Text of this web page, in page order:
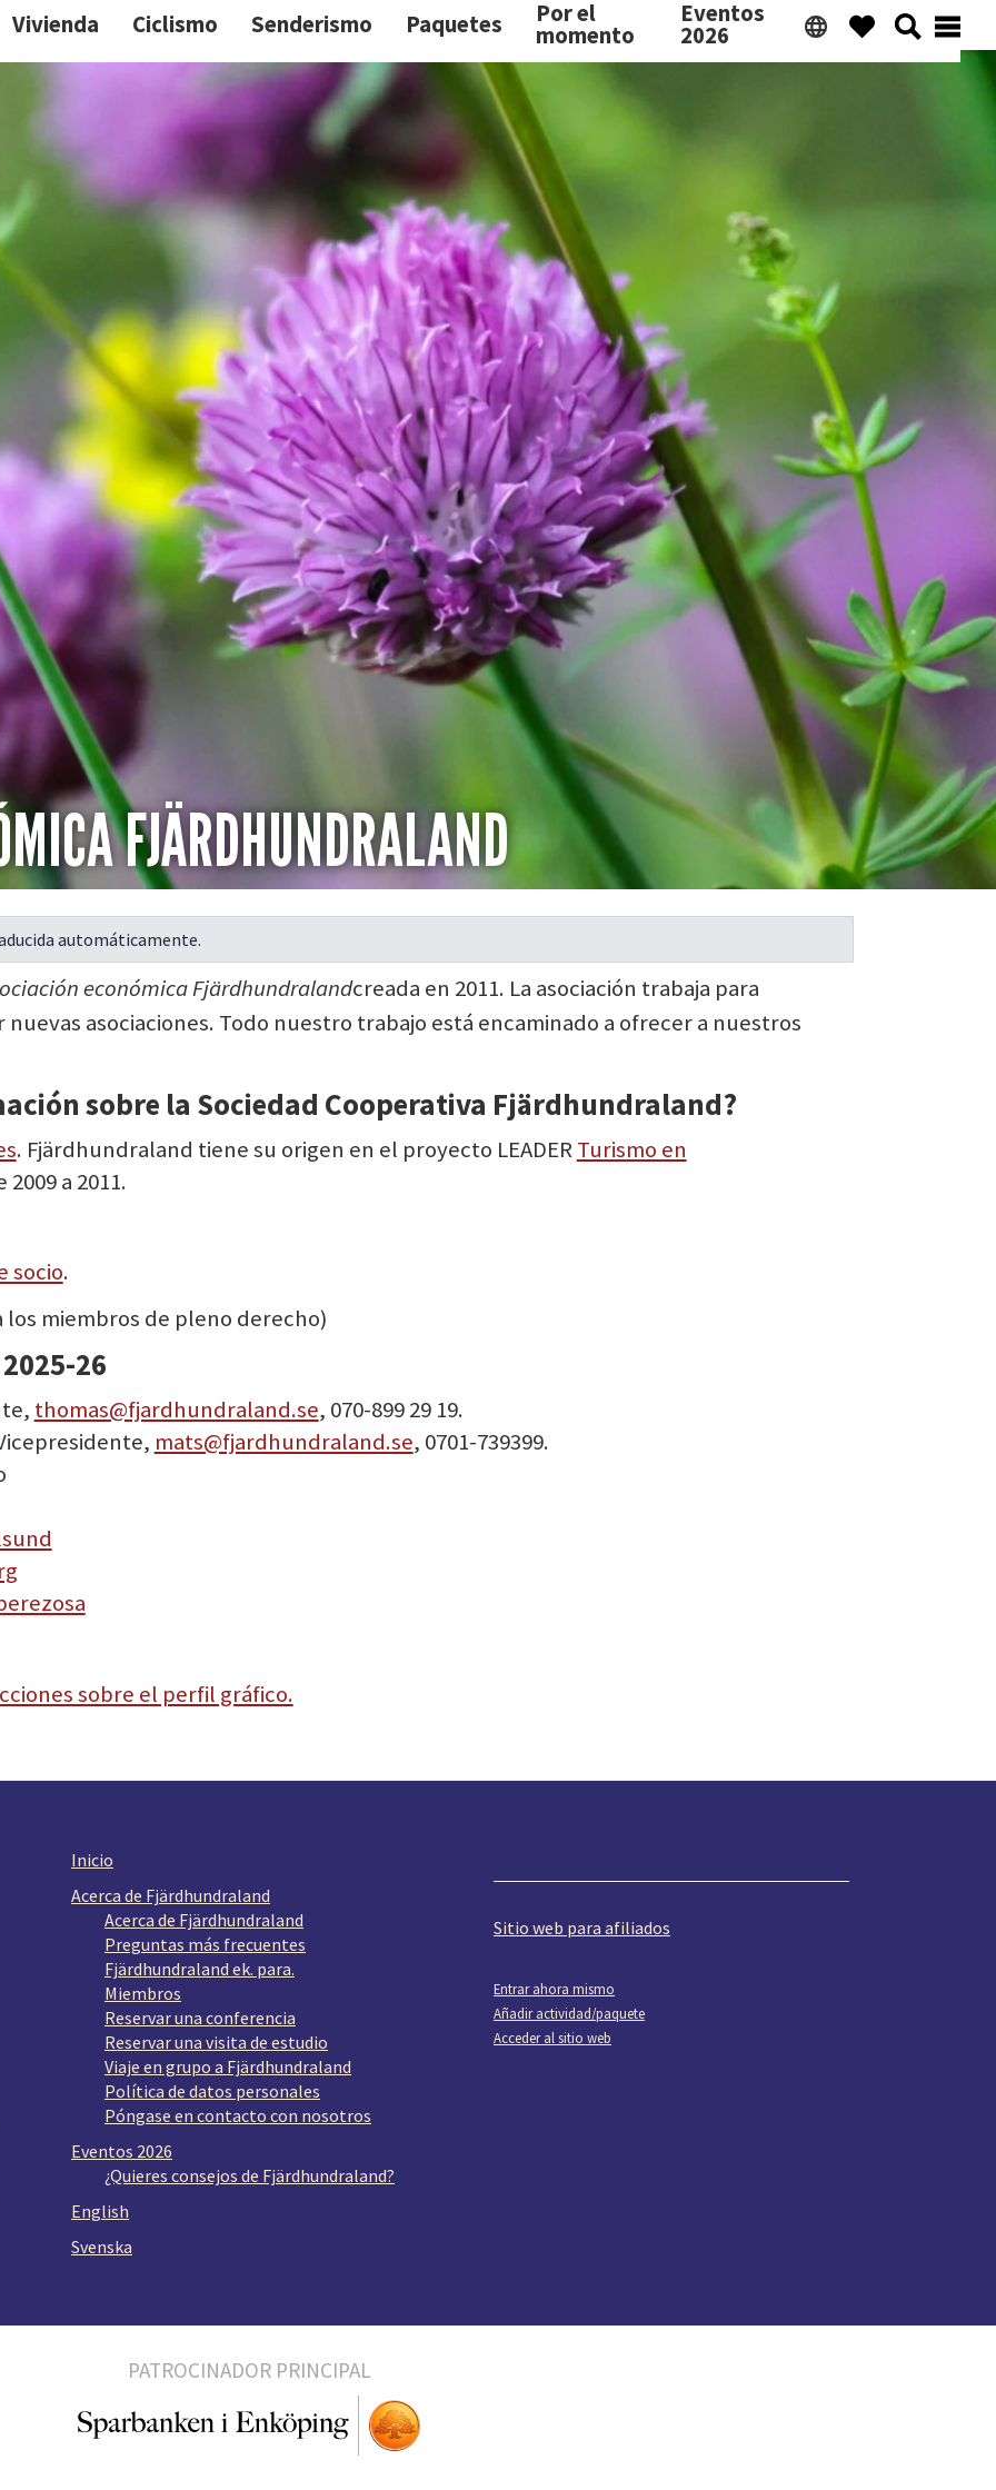
Vivienda Ciclismo Senderismo Paquetes Por el
momento
Eventos
2026
FJÄRDHUNDRALAND
automáticamente.
económica Fjärdhundralandcreada en 2011. La asociación trabaja para
asociaciones. Todo nuestro trabajo está encaminado a ofrecer a nuestros
sobre la Sociedad Cooperativa Fjärdhundraland?
. Fjärdhundraland tiene su origen en el proyecto LEADERTurismo en
a 2011.
socio.
los miembros de pleno derecho)
26
thomas@fjardhundraland.se, 070-899 29 19.
mats@fjardhundraland.se, 0701-739399.
sobre el perfil gráfico.
Inicio
Acerca de Fjärdhundraland
Acerca de Fjärdhundraland
Preguntas más frecuentes
Fjärdhundraland ek. para.
Miembros
Reservar una conferencia
Reservar una visita de estudio
Viaje en grupo a Fjärdhundraland
Política de datos personales
Póngase en contacto con nosotros
Eventos 2026
¿Quieres consejos de Fjärdhundraland?
English
Svenska
Sitio web para afiliados
Entrar ahora mismo
Añadir actividad/paquete
Acceder al sitio web
PATROCINADOR PRINCIPAL